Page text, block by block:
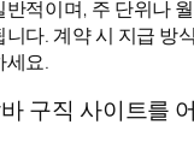
반적이며, 주 단위나
니다. 계약 시 지급 방
세요.
구직 사이트를